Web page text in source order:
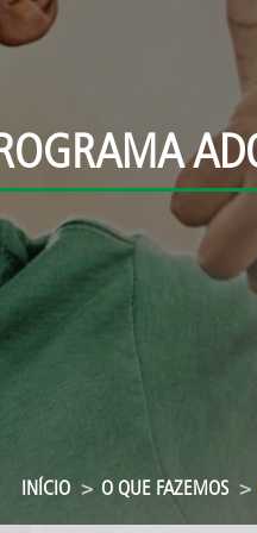
INÍCIO O QUE FAZEMOS